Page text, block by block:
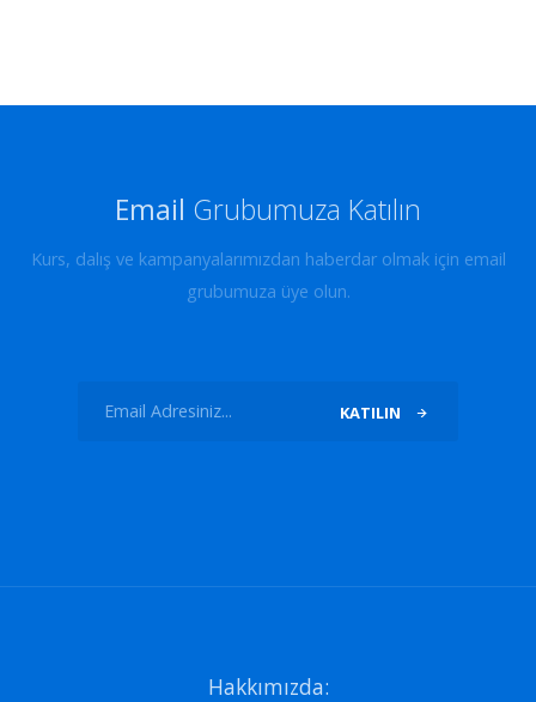
Email Grubumuza Katılın
Kurs, dalış ve kampanyalarımızdan haberdar olmak için email
grubumuza üye olun.
KATILIN
Hakkımızda: